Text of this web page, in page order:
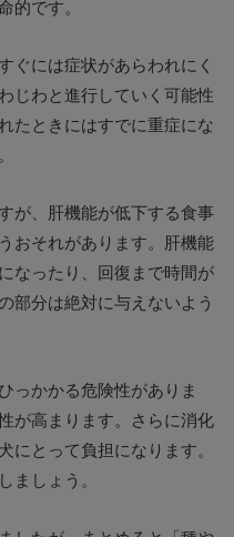
的です。
ぐには症状があらわれにく
じわと進行していく可能性
たときにはすでに重症にな
が、肝機能が低下する食事
おそれがあります。肝機能
なったり、回復まで時間が
部分は絶対に与えないよう
っかかる危険性がありま
が高まります。さらに消化
とって負担になります。
しょう。